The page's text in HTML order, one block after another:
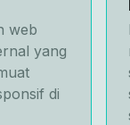
web
yang
di